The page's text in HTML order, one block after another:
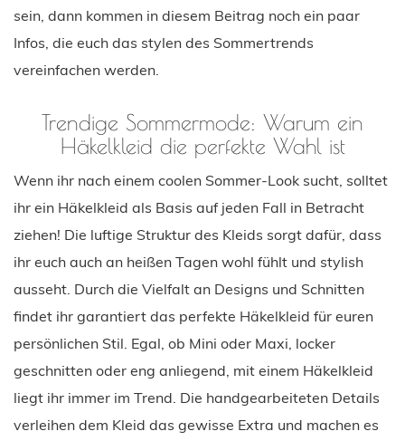
sein, dann kommen in diesem Beitrag noch ein paar
Infos, die euch das stylen des Sommertrends
vereinfachen werden.
Trendige Sommermode: Warum ein
Häkelkleid die perfekte Wahl ist
Wenn ihr nach einem coolen Sommer-Look sucht, solltet
ihr ein Häkelkleid als Basis auf jeden Fall in Betracht
ziehen! Die luftige Struktur des Kleids sorgt dafür, dass
ihr euch auch an heißen Tagen wohl fühlt und stylish
ausseht. Durch die Vielfalt an Designs und Schnitten
findet ihr garantiert das perfekte Häkelkleid für euren
persönlichen Stil. Egal, ob Mini oder Maxi, locker
geschnitten oder eng anliegend, mit einem Häkelkleid
liegt ihr immer im Trend. Die handgearbeiteten Details
verleihen dem Kleid das gewisse Extra und machen es